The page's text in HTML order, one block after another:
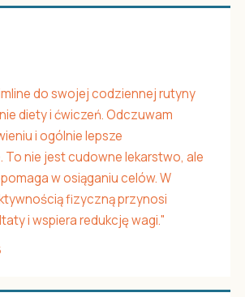
do swojej codziennej rutyny
diety i ćwiczeń. Odczuwam
i ogólnie lepsze
nie jest cudowne lekarstwo, ale
w osiąganiu celów. W
fizyczną przynosi
i wspiera redukcję wagi."